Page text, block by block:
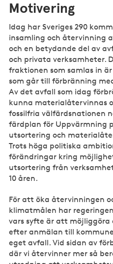
Motivering
Idag har Sveriges 290
insamling och återvinning
och en betydande del av
och privata verksamheter.
fraktionen som samlas in
som går till förbränning
Av det avfall som idag
kunna materialåtervinnas
fossilfria välfärdsnationen
färdplan för Uppvärmning
utsortering och
Trots höga politiska
förändringar kring
utsortering från
10 åren.
För att öka återvinningen
klimatmålen har
vars syfte är att
efter anmälan till
eget avfall. Vid sidan av
där vi återvinner mer så